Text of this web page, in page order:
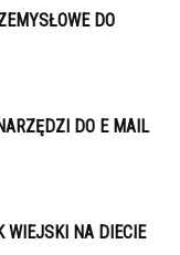
DO
DO E MAIL
WIEJSKI NA DIECIE